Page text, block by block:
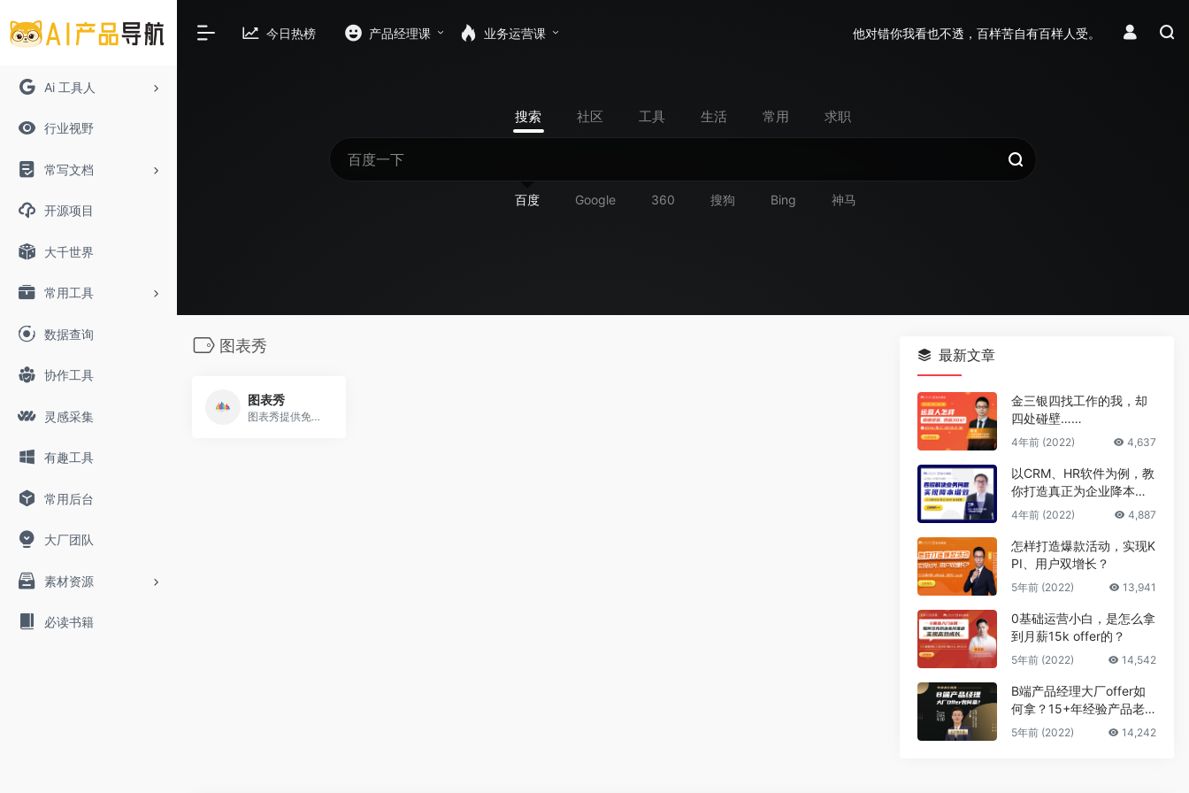
Ai 工具人
行业视野
常写文档
开源项目
大千世界
常用工具
数据查询
协作工具
灵感采集
有趣工具
常用后台
大厂团队
素材资源
必读书籍
今日热榜 产品经理课 业务运营课 他对错你我看也不透，百样苦自有百样人受。
搜索 社区 工具 生活 常用 求职
百度 Google 360 搜狗 Bing 神马
图表秀
图表秀
图表秀提供免费的在线图表制作工具，支持自由布局与联动交互分析，操作简单，支持动态交互的高级数据可视化分析图表的制作，图表美观，支持将图表分享到微信、微博等社交网络上。图表工具,免费图表,图表制作软件,数据可视化,数据分析,数据展示,图表软件,可视化分析软,酷炫图表,数据仪表盘,交互式数据,ppt图表,数据分析软件,Excel图表,柱状图,统计图,K线图,雷达图,热力图,关系图,四象限图,标签云
最新文章
金三银四找工作的我，却
四处碰壁……
4年前 (2022) 4,637
以CRM、HR软件为例，教
你打造真正为企业降本增
效的B端产品
4年前 (2022) 4,887
怎样打造爆款活动，实现K
PI、用户双增长？
5年前 (2022) 13,941
0基础运营小白，是怎么拿
到月薪15k offer的？
5年前 (2022) 14,542
B端产品经理大厂offer如
何拿？15+年经验产品老
司机告诉你答案
5年前 (2022) 14,242